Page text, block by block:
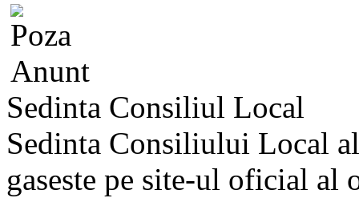
Sedinta Consiliul Local
Sedinta Consiliului Local
gaseste pe site-ul oficial al